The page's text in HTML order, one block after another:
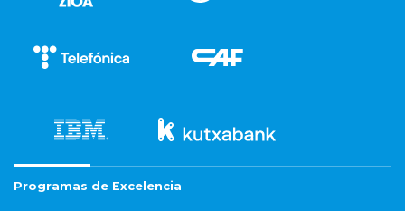
Programas de Excelencia